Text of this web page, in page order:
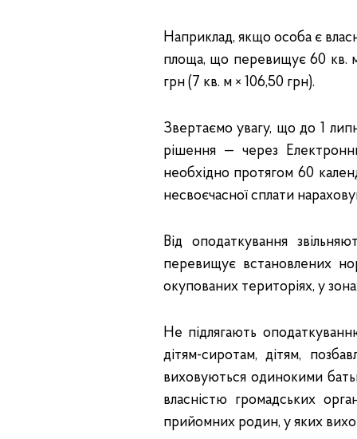
Наприклад, якщо особа є
площа, що перевищує 60 кв.
грн (7 кв. м × 106,50 грн).
Звертаємо увагу, що до 1
рішення — через
необхідно протягом 60
несвоєчасної сплати
Від оподаткування
перевищує встановлених
окупованих територіях, у
Не підлягають
дітям-сиротам, дітям,
виховуються одинокими
власністю громадських
прийомних родин, у яких